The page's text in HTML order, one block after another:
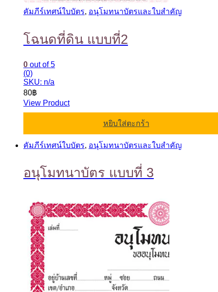
คัมภีร์เทศน์ใบบัตร, อนุโมทนาบัตรและใบสำคัญ
โฉนดที่ดิน แบบที่2
0 out of 5
(0)
SKU: n/a
80฿
View Product
หยิบใส่ตะกร้า
คัมภีร์เทศน์ใบบัตร, อนุโมทนาบัตรและใบสำคัญ
อนุโมทนาบัตร แบบที่ 3